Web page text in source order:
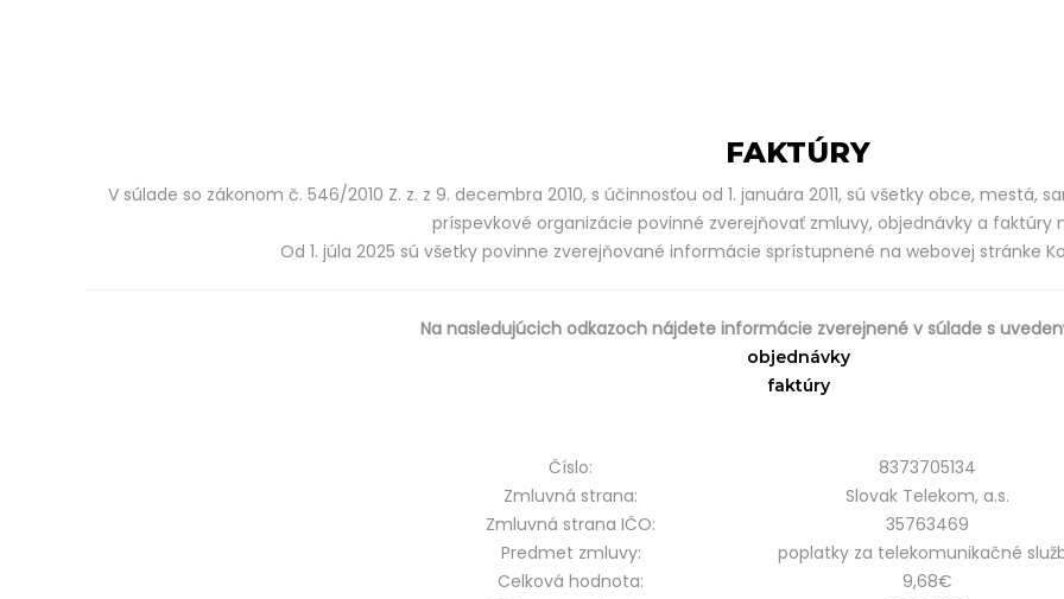
FAKTÚRY
V súlade so zákonom č. 546/2010 Z. z. z 9. decembra 2010, s účinnosťou od 1. januára 2011, sú všetky obce,
príspevkové organizácie povinné zverejňovať zmluvy, objednávky a faktúry
Od 1. júla 2025 sú všetky povinne zverejňované informácie sprístupnené na webovej stránke
Na nasledujúcich odkazoch nájdete informácie zverejnené v súlade s
objednávky
faktúry
Číslo:
8373705134
Zmluvná strana:
Slovak Telekom, a.s.
Zmluvná strana IČO:
35763469
Predmet zmluvy:
poplatky za telekomunikačné
Celková hodnota:
9,68€